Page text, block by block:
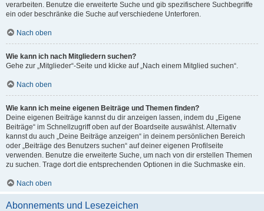
verarbeiten. Benutze die erweiterte Suche und gib spezifischere Suchbegriffe
ein oder beschränke die Suche auf verschiedene Unterforen.
Nach oben
Wie kann ich nach Mitgliedern suchen?
Gehe zur „Mitglieder“-Seite und klicke auf „Nach einem Mitglied suchen“.
Nach oben
Wie kann ich meine eigenen Beiträge und Themen finden?
Deine eigenen Beiträge kannst du dir anzeigen lassen, indem du „Eigene
Beiträge“ im Schnellzugriff oben auf der Boardseite auswählst. Alternativ
kannst du auch „Deine Beiträge anzeigen“ in deinem persönlichen Bereich
oder „Beiträge des Benutzers suchen“ auf deiner eigenen Profilseite
verwenden. Benutze die erweiterte Suche, um nach von dir erstellen Themen
zu suchen. Trage dort die entsprechenden Optionen in die Suchmaske ein.
Nach oben
Abonnements und Lesezeichen